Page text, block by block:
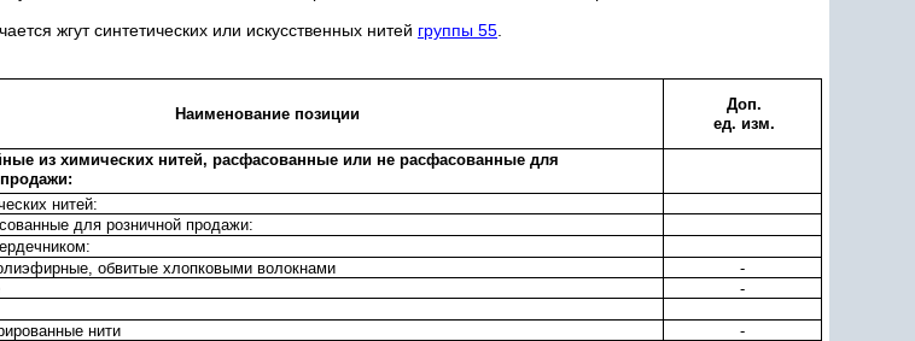
жгут синтетических или искусственных нитей группы 55
Наименование позиции
Доп.
ед. изм.
из химических нитей, расфасованные или не расфасованные для
нитей:
для розничной продажи:
обвитые хлопковыми волокнами
-
-
нити
-